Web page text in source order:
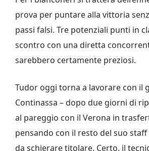
prova per puntare alla vittoria
passi falsi. Tre potenziali punti in
scontro con una diretta
sarebbero certamente preziosi.
Tudor oggi torna a lavorare con il
Continassa – dopo due giorni di
al pareggio con il Verona in
pensando con il resto del suo
da schierare titolare. Certo, il